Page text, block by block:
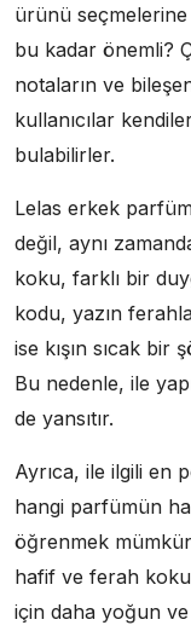
ürünü
bu kadar önemli?
notaların ve
kullanıcılar
bulabilirler.
Lelas erkek
değil, aynı
koku, farklı bir
kodu, yazın
ise kışın sıcak bir
Bu nedenle, ile
de yansıtır.
Ayrıca, ile ilgili en
hangi parfümün
öğrenmek
hafif ve ferah
için daha yoğun